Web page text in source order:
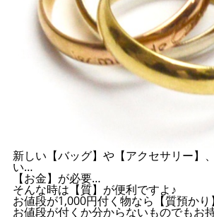
新しい【バッグ】や【アクセサリー】
い…
【お金】が必要…
そんな時は【質】が便利ですよ♪
お値段が1,000円付く物なら【質預か
お値段が付くか分からないものでもお